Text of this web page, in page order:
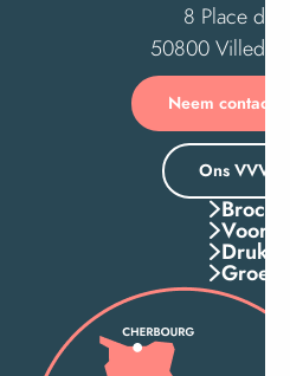
8 Place
50800 Villedieu-
Neem contact
Ons VVV-
Druk Op